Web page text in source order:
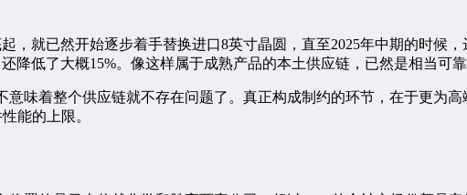
，就已然开始逐步着手替换进口8英寸晶圆，直至2025年中期的时候
低了大概15%。像这样属于成熟产品的本土供应链，已然是相当可靠
味着整个供应链就不存在问题了。真正构成制约的环节，在于更为
能的上限。